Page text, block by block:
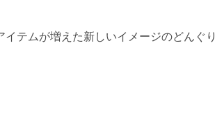
テムが増えた新しいイメージのどんぐり